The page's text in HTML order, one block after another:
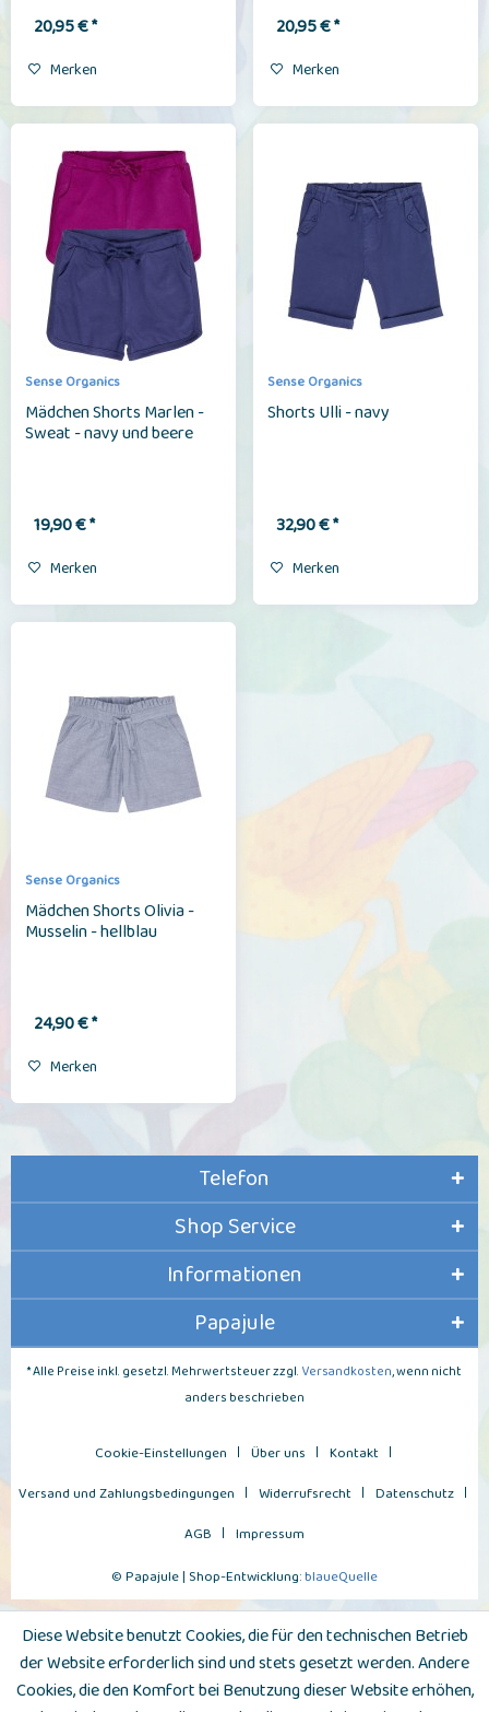
20,95 € *
Merken
20,95 € *
Merken
Sense Organics
Mädchen Shorts Marlen -
Sweat - navy und beere
19,90 € *
Merken
Sense Organics
Shorts Ulli - navy
32,90 € *
Merken
Sense Organics
Mädchen Shorts Olivia -
Musselin - hellblau
24,90 € *
Merken
Telefon
Shop Service
Informationen
Papajule
* Alle Preise inkl. gesetzl. Mehrwertsteuer zzgl. Versandkosten, wenn nicht
anders beschrieben
Cookie-Einstellungen Über uns
Kontakt
Versand und Zahlungsbedingungen
Widerrufsrecht
Datenschutz
AGB
Impressum
© Papajule | Shop-Entwicklung:blaueQuelle
Diese Website benutzt Cookies, die für den technischen Betrieb
der Website erforderlich sind und stets gesetzt werden. Andere
Cookies, die den Komfort bei Benutzung dieser Website erhöhen,